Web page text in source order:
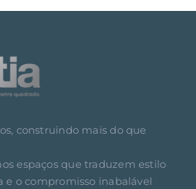
construindo mais do que
espaços que traduzem estilo
e o compromisso inabalável